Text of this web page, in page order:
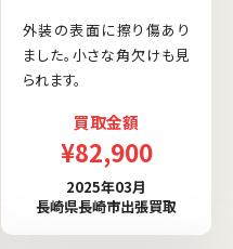
外装の表面に擦り傷あり
ました。小さな角欠けも見
られます。
買取金額
¥82,900
2025年03月
長崎県長崎市出張買取